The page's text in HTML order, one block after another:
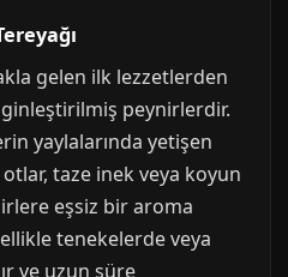
gelen ilk lezzetlerden
peynirlerdir.
yaylalarında yetişen
taze inek veya koyun
eşsiz bir aroma
tenekelerde veya
ve uzun süre